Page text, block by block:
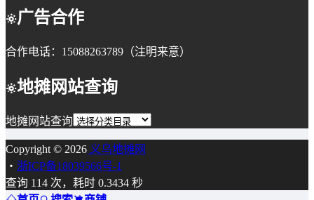
广告合作
合作电话：15088263789（注明来意）
地摊网站查询
地摊网站查询
Copyright © 2026 义乌地摊网
・ 浙ICP备18039566号-1
查询 114 次，耗时 0.3434 秒